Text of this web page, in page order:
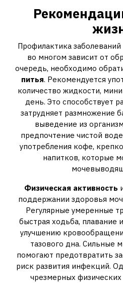
Профилактика
во многом зависит от
очередь, необходимо
питья. Рекомендуется
количество жидкости,
день. Это способствует
затрудняет размножение
выведение из
предпочтение чистой
употребления кофе,
напитков, которые
Физическая активность
поддержании здоровья
Регулярные умеренные
быстрая ходьба, плавание
улучшению
тазового дна. Сильные
помогают предотвратить
риск развития инфекций.
чрезмерных физических